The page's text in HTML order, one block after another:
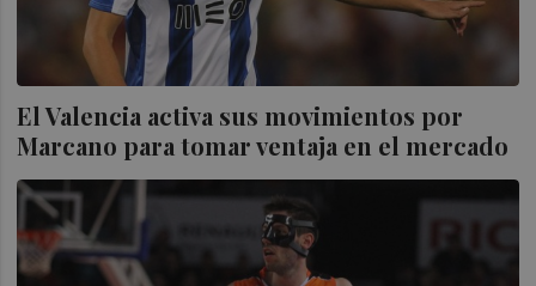
El Valencia activa sus movimientos por
Marcano para tomar ventaja en el mercado